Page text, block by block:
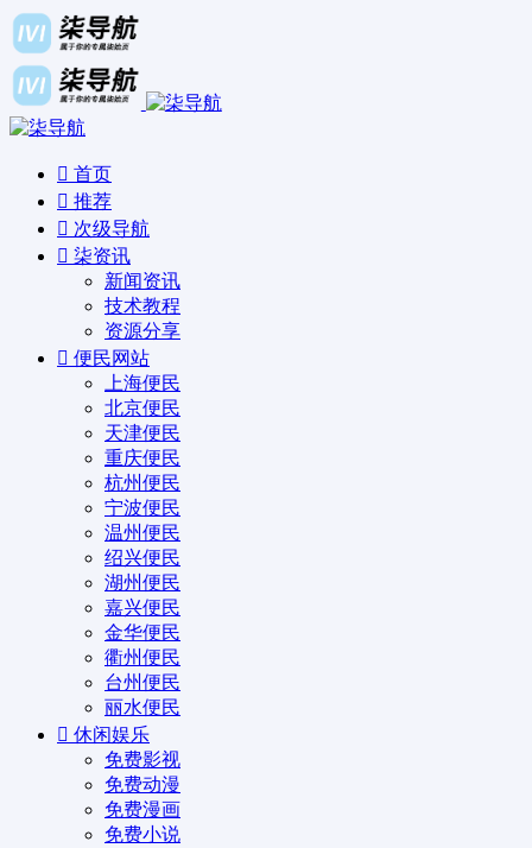
首页
推荐
次级导航
柒资讯
新闻资讯
技术教程
资源分享
便民网站
上海便民
北京便民
天津便民
重庆便民
杭州便民
宁波便民
温州便民
绍兴便民
湖州便民
嘉兴便民
金华便民
衢州便民
台州便民
丽水便民
休闲娱乐
免费影视
免费动漫
免费漫画
免费小说